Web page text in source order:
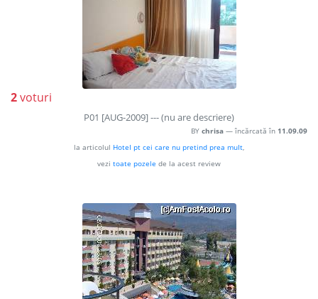
2voturi
P01 [AUG-2009] --- (nu are descriere)
BY chrisa — încărcată în 11.09.09
la articolul HoteI pt cei care nu pretind prea muIt,
vezi toate pozele de la acest review